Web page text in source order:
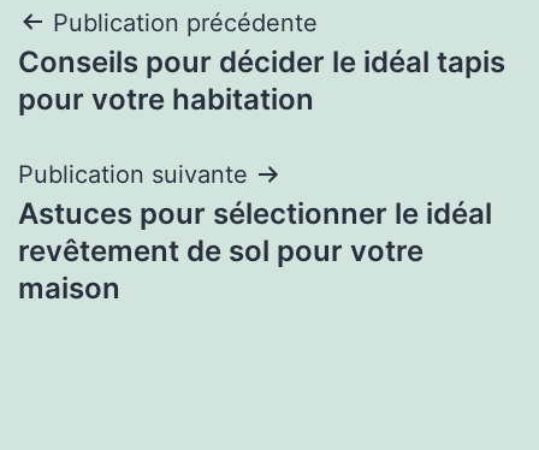
Navigation
de
Publication précédente
Conseils pour décider le idéal tapis
pour votre habitation
Publication suivante
Astuces pour sélectionner le idéal
revêtement de sol pour votre
maison